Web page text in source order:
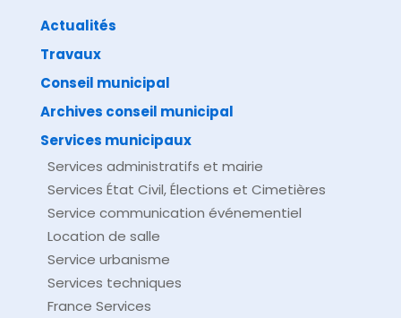
Direction de l'information légale et administrative
Actualités
Travaux
Conseil municipal
Archives conseil municipal
Services municipaux
Services administratifs et mairie
Services État Civil, Élections et Cimetières
Service communication événementiel
Location de salle
Service urbanisme
Services techniques
France Services